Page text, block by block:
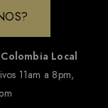
Local
11am a 8pm,